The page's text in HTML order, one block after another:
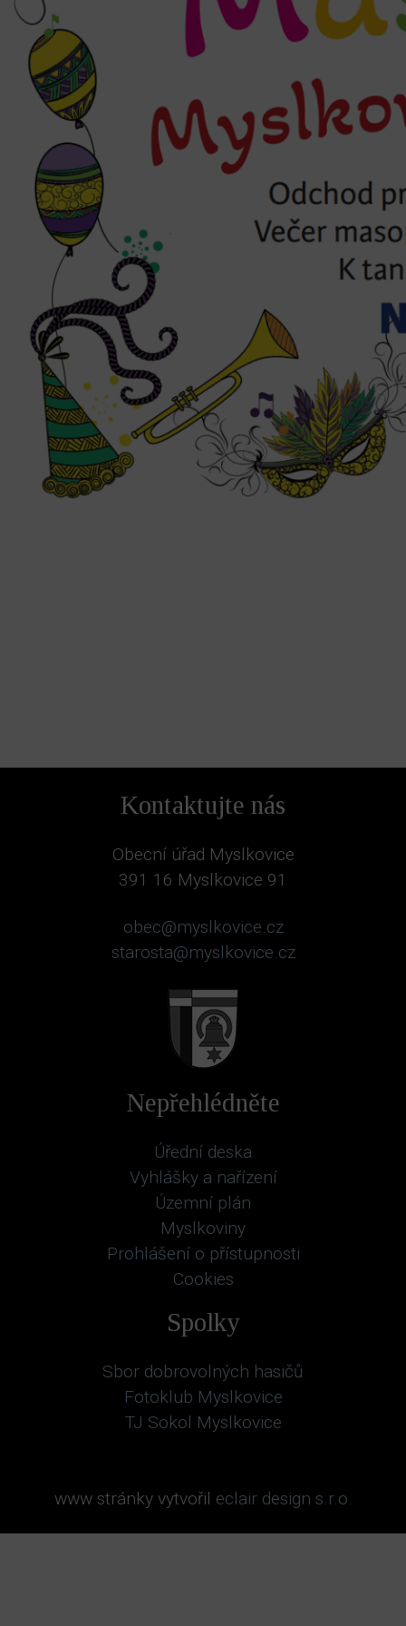
Kontaktujte nás
Obecní úřad Myslkovice
391 16 Myslkovice 91
obec@myslkovice.cz
starosta@myslkovice.cz
Nepřehlédněte
Úřední deska
Vyhlášky a nařízení
Územní plán
Myslkoviny
Prohlášení o přístupnosti
Cookies
Spolky
Sbor dobrovolných hasičů
Fotoklub Myslkovice
TJ Sokol Myslkovice
www stránky vytvořil eclair design s.r.o.